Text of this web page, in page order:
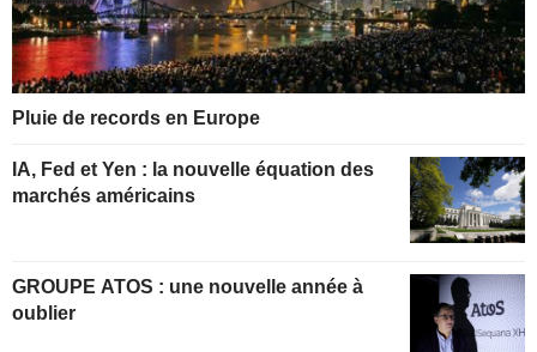
Pluie de records en Europe
IA, Fed et Yen : la nouvelle équation des
marchés américains
GROUPE ATOS : une nouvelle année à
oublier